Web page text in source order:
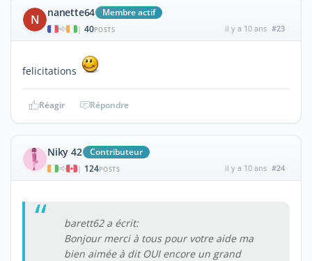
N nanette64 Membre actif
| 40POSTS il y a 10 ans #23
felicitations
Réagir Répondre
Niky 42 Contributeur
| 124POSTS il y a 10 ans #24
barett62 a écrit:
Bonjour merci à tous pour votre aide ma
bien aimée à dit OUI encore un grand